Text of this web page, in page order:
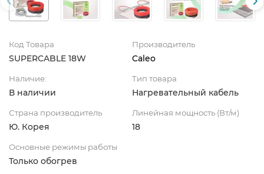
Код Товара
SUPERCABLE 18W
Производитель
Caleo
Наличие:
В наличии
Тип товара
Нагревательный кабель
Страна производитель
Ю. Корея
Линейная мощность (Вт/м)
18
Основные режимы работы
Только обогрев